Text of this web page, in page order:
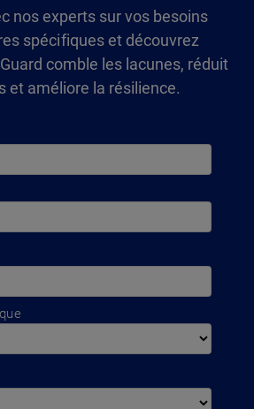
nos experts sur vos besoins
spécifiques et découvrez
comble les lacunes, réduit
et améliore la résilience.